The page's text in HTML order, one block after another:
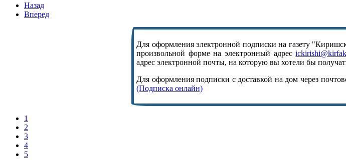
Назад
Вперед
Для оформления электронной подписки на газету
произвольной форме на электронный адрес
адрес электронной почты, на которую вы хотели бы
Для оформления подписки с доставкой на дом через
(Подписка онлайн)
1
2
3
4
5